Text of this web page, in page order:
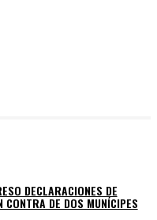
DECLARACIONES DE
CONTRA DE DOS MUNÍCIPES